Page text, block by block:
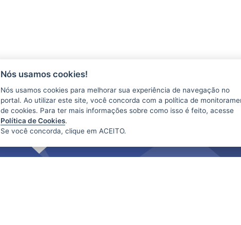
Nós usamos cookies!
Nós usamos cookies para melhorar sua experiência de navegação no
portal. Ao utilizar este site, você concorda com a política de
de cookies. Para ter mais informações sobre como isso é feito, acesse
Política de Cookies.
Se você concorda, clique em ACEITO.